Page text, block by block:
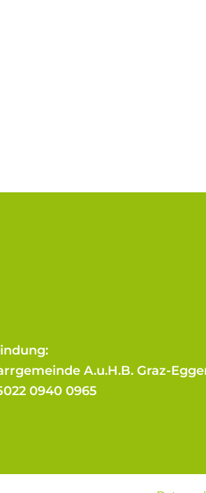
A.u.H.B. Graz-
0940 0965